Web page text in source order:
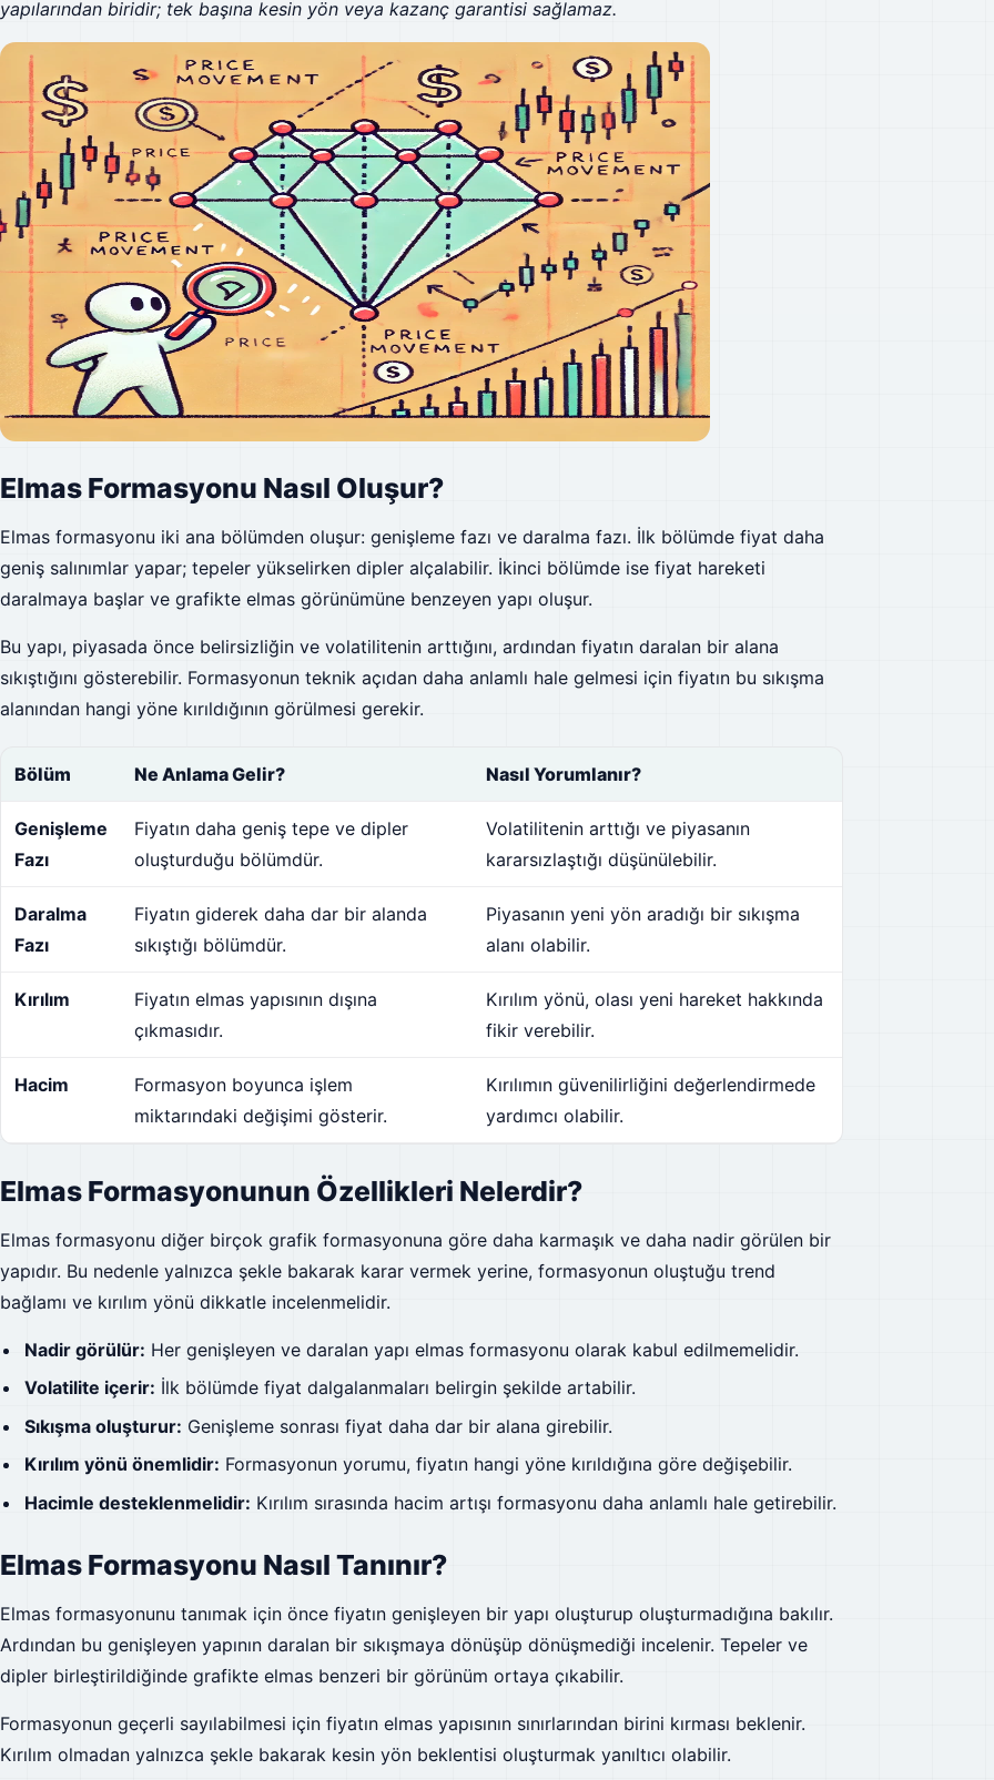
yapılarından biridir; tek başına kesin yön veya kazanç garantisi sağlamaz.
Elmas Formasyonu Nasıl Oluşur?
Elmas formasyonu iki ana bölümden oluşur: genişleme fazı ve daralma fazı. İlk bölümde fiyat daha
geniş salınımlar yapar; tepeler yükselirken dipler alçalabilir. İkinci bölümde ise fiyat hareketi
daralmaya başlar ve grafikte elmas görünümüne benzeyen yapı oluşur.
Bu yapı, piyasada önce belirsizliğin ve volatilitenin arttığını, ardından fiyatın daralan bir alana
sıkıştığını gösterebilir. Formasyonun teknik açıdan daha anlamlı hale gelmesi için fiyatın bu sıkışma
alanından hangi yöne kırıldığının görülmesi gerekir.
Bölüm Ne Anlama Gelir? Nasıl Yorumlanır?
Genişleme
Fazı
Fiyatın daha geniş tepe ve dipler
oluşturduğu bölümdür.
Volatilitenin arttığı ve piyasanın
kararsızlaştığı düşünülebilir.
Daralma
Fazı
Fiyatın giderek daha dar bir alanda
sıkıştığı bölümdür.
Piyasanın yeni yön aradığı bir sıkışma
alanı olabilir.
Kırılım
Fiyatın elmas yapısının dışına
çıkmasıdır.
Kırılım yönü, olası yeni hareket hakkında
fikir verebilir.
Hacim
Formasyon boyunca işlem
miktarındaki değişimi gösterir.
Kırılımın güvenilirliğini değerlendirmede
yardımcı olabilir.
Elmas Formasyonunun Özellikleri Nelerdir?
Elmas formasyonu diğer birçok grafik formasyonuna göre daha karmaşık ve daha nadir görülen bir
yapıdır. Bu nedenle yalnızca şekle bakarak karar vermek yerine, formasyonun oluştuğu trend
bağlamı ve kırılım yönü dikkatle incelenmelidir.
Nadir görülür: Her genişleyen ve daralan yapı elmas formasyonu olarak kabul edilmemelidir.
Volatilite içerir: İlk bölümde fiyat dalgalanmaları belirgin şekilde artabilir.
Sıkışma oluşturur: Genişleme sonrası fiyat daha dar bir alana girebilir.
Kırılım yönü önemlidir: Formasyonun yorumu, fiyatın hangi yöne kırıldığına göre değişebilir.
Hacimle desteklenmelidir: Kırılım sırasında hacim artışı formasyonu daha anlamlı hale getirebilir.
Elmas Formasyonu Nasıl Tanınır?
Elmas formasyonunu tanımak için önce fiyatın genişleyen bir yapı oluşturup oluşturmadığına bakılır.
Ardından bu genişleyen yapının daralan bir sıkışmaya dönüşüp dönüşmediği incelenir. Tepeler ve
dipler birleştirildiğinde grafikte elmas benzeri bir görünüm ortaya çıkabilir.
Formasyonun geçerli sayılabilmesi için fiyatın elmas yapısının sınırlarından birini kırması beklenir.
Kırılım olmadan yalnızca şekle bakarak kesin yön beklentisi oluşturmak yanıltıcı olabilir.